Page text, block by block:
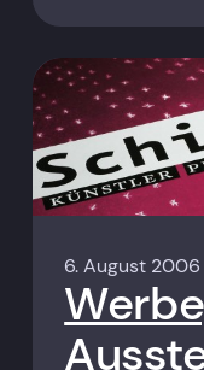
6. August 2006